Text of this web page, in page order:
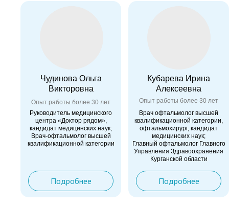
Опыт работы более 30 лет
Чудинова Ольга
Викторовна
Руководитель медицинского
центра «Доктор рядом»,
кандидат медицинских наук;
Врач-офтальмолог высшей
квалификационной категории
Подробнее
Кубарева Ирина
Алексеевна
Врач офтальмолог высшей
квалификационной категории,
офтальмохирург, кандидат
медицинских наук;
Главный офтальмолог Главного
Управления Здравоохранения
Курганской области
Подробнее
Опыт работы более 30 лет